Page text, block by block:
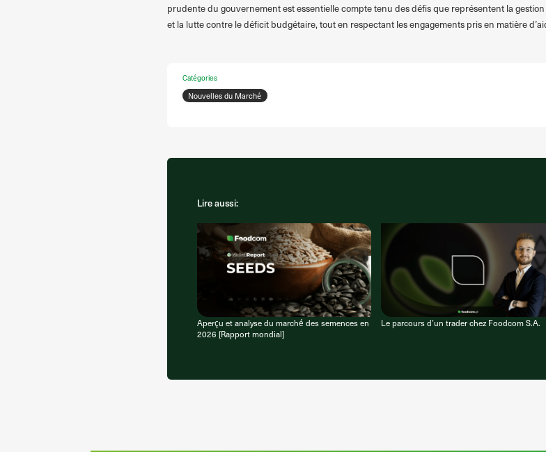
prudente du gouvernement est essentielle compte tenu des défis que représentent la
et la lutte contre le déficit budgétaire, tout en respectant les engagements pris en matière
Catégories
Nouvelles du Marché
Lire aussi:
Aperçu et analyse du marché des semences en
2026 [Rapport mondial]
Le parcours d’un trader chez Foodcom S.A.